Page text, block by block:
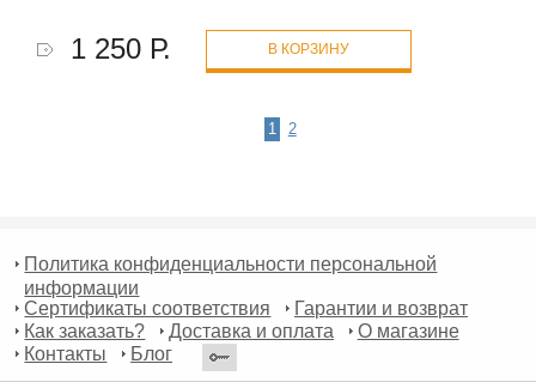
1 250 Р. В КОРЗИНУ
1 2
Политика конфиденциальности персональной
информации
Сертификаты соответствия
Гарантии и возврат
Как заказать?
Доставка и оплата
О магазине
Контакты
Блог